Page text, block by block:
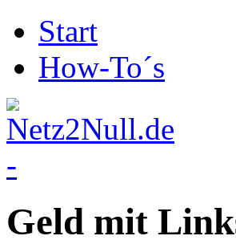
Start
How-To´s
Geld mit